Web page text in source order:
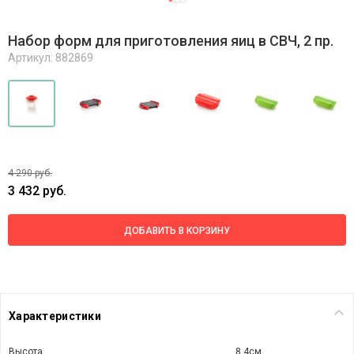
Набор форм для приготовления яиц в СВЧ, 2 пр.
Артикул: 882869
4 290 руб.
3 432 руб.
ДОБАВИТЬ В КОРЗИНУ
Характеристики
Высота 8,4см